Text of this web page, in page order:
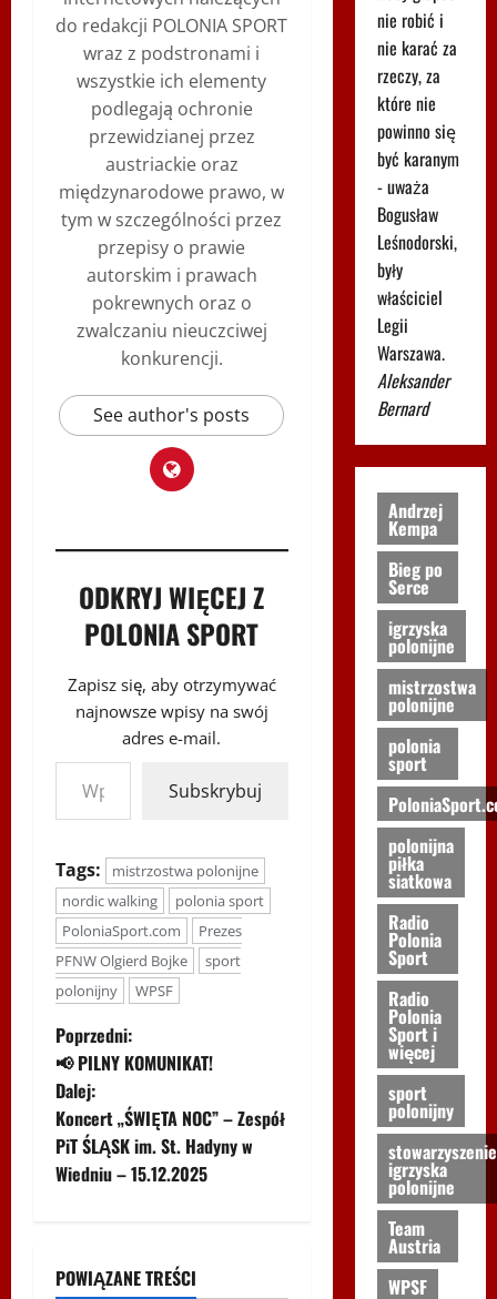
do redakcji POLONIA SPORT
wraz z podstronami i
wszystkie ich elementy
podlegają ochronie
przewidzianej przez
austriackie oraz
międzynarodowe prawo, w
tym w szczególności przez
przepisy o prawie
autorskim i prawach
pokrewnych oraz o
zwalczaniu nieuczciwej
konkurencji.
See author's posts
ODKRYJ WIĘCEJ Z
POLONIA SPORT
Zapisz się, aby otrzymywać
najnowsze wpisy na swój
adres e-mail.
Wpisz swój adres e-mail…
Subskrybuj
Tags:
mistrzostwa polonijne
nordic walking
polonia sport
PoloniaSport.com
Prezes
PFNW Olgierd Bojke
sport
polonijny
WPSF
Z
o
b
a
z
Poprzedni:
📢 PILNY KOMUNIKAT!
Dalej:
Koncert „ŚWIĘTA NOC” – Zespół
PiT ŚLĄSK im. St. Hadyny w
Wiedniu – 15.12.2025
POWIĄZANE TREŚCI
Nordic Walking
Ogłoszenia
WPSF
nie robić i
nie karać za
rzeczy, za
które nie
powinno się
być karanym
- uważa
Bogusław
Leśnodorski,
były
właściciel
Legii
Warszawa.
Aleksander
Bernard
Andrzej
Kempa
Bieg po
Serce
igrzyska
polonijne
mistrzostwa
polonijne
polonia
sport
polonijna
piłka
siatkowa
Radio
Polonia
Sport
Radio
Polonia
Sport i
więcej
sport
polonijny
stowarzyszenie
igrzyska
polonijne
Team
Austria
WPSF